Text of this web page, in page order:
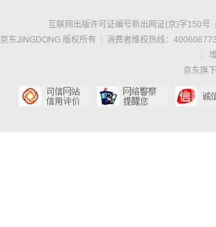
互联网出版许可证编号新出网证(京)字150号
京东JINGDONG 版权所有
消费者维权热线：
京东旗